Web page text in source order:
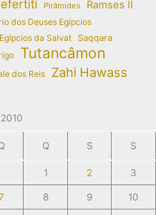
Pirâmides Ramses II
dos Deuses Egípcios
da Salvat
Saqqara
Tutancâmon
dos Reis Zahi Hawass
Q S S
1 2 3
8 9 10